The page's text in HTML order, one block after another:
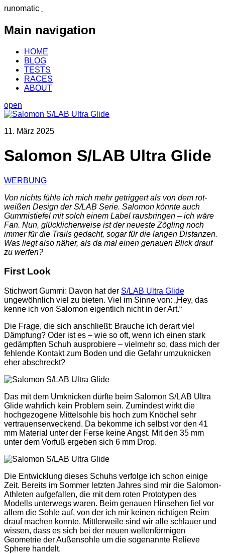
runomatic
Main navigation
HOME
BLOG
TESTS
RACES
ABOUT
open
11. März 2025
Salomon S/LAB Ultra Glide
WERBUNG
Von nichts fühle ich mich mehr getriggert als von dem rot-
weißen Design der S/LAB Serie. Salomon könnte auch
Gummistiefel mit solch einem Label rausbringen – ich wäre
Fan. Nun, glücklicherweise ist der neueste Zögling noch
immer für die Trails gedacht, sogar für die langen Distanzen.
Was liegt also näher, als da mal einen genauen Blick drauf
zu werfen?
First Look
Stichwort Gummi: Davon hat der S/LAB Ultra Glide
ungewöhnlich viel zu bieten. Viel im Sinne von: „Hey, das
kenne ich von Salomon eigentlich nicht in der Art.“
Die Frage, die sich anschließt: Brauche ich derart viel
Dämpfung? Oder ist es – wie so oft, wenn ich einen stark
gedämpften Schuh ausprobiere – vielmehr so, dass mich der
fehlende Kontakt zum Boden und die Gefahr umzuknicken
eher abschreckt?
Das mit dem Umknicken dürfte beim Salomon S/LAB Ultra
Glide wahrlich kein Problem sein. Zumindest wirkt die
hochgezogene Mittelsohle bis hoch zum Knöchel sehr
vertrauenserweckend. Da bekomme ich selbst vor den 41
mm Material unter der Ferse keine Angst. Mit den 35 mm
unter dem Vorfuß ergeben sich 6 mm Drop.
Die Entwicklung dieses Schuhs verfolge ich schon einige
Zeit. Bereits im Sommer letzten Jahres sind mir die Salomon-
Athleten aufgefallen, die mit dem roten Prototypen des
Modells unterwegs waren. Beim genauen Hinsehen fiel vor
allem die Sohle auf, von der ich mir keinen richtigen Reim
drauf machen konnte. Mittlerweile sind wir alle schlauer und
wissen, dass es sich bei der neuen wellenförmigen
Geometrie der Außensohle um die sogenannte Relieve
Sphere handelt.